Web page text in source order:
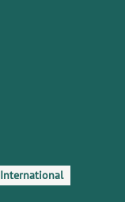
International